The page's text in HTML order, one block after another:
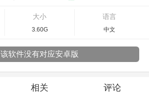
大小
3.60G
语言
中文
该软件没有对应安卓版
相关 评论